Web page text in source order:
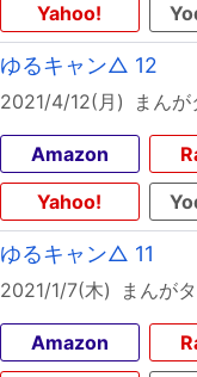
Yahoo!
ゆるキャン△ 12
2021/4/12(月) まん
Amazon
Yahoo!
ゆるキャン△ 11
2021/1/7(木) まんが
Amazon